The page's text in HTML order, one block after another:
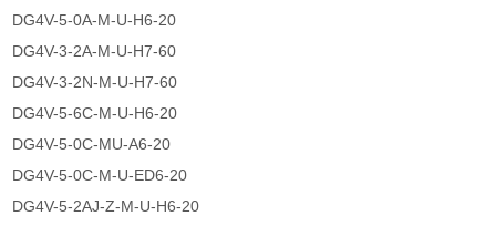
DG4V-5-0A-M-U-H6-20
DG4V-3-2A-M-U-H7-60
DG4V-3-2N-M-U-H7-60
DG4V-5-6C-M-U-H6-20
DG4V-5-0C-MU-A6-20
DG4V-5-0C-M-U-ED6-20
DG4V-5-2AJ-Z-M-U-H6-20